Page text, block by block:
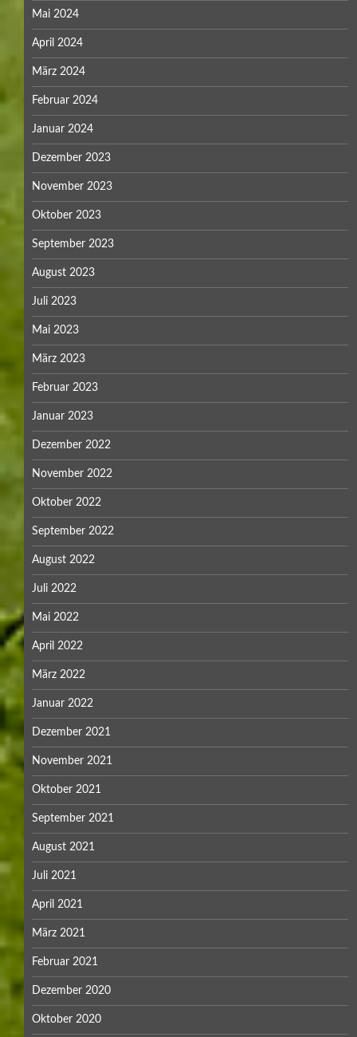
Mai 2024
April 2024
März 2024
Februar 2024
Januar 2024
Dezember 2023
November 2023
Oktober 2023
September 2023
August 2023
Juli 2023
Mai 2023
März 2023
Februar 2023
Januar 2023
Dezember 2022
November 2022
Oktober 2022
September 2022
August 2022
Juli 2022
Mai 2022
April 2022
März 2022
Januar 2022
Dezember 2021
November 2021
Oktober 2021
September 2021
August 2021
Juli 2021
April 2021
März 2021
Februar 2021
Dezember 2020
Oktober 2020